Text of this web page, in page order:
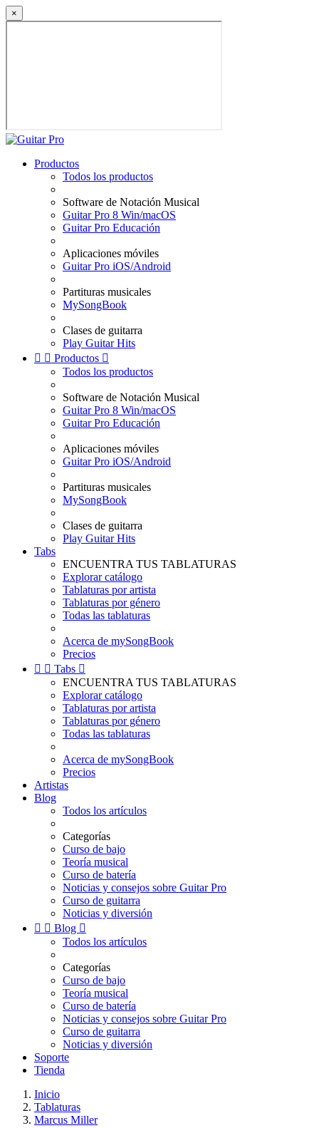
×
Productos
Todos los productos
Software de Notación Musical
Guitar Pro 8 Win/macOS
Guitar Pro Educación
Aplicaciones móviles
Guitar Pro iOS/Android
Partituras musicales
MySongBook
Clases de guitarra
Play Guitar Hits
  Productos 
Todos los productos
Software de Notación Musical
Guitar Pro 8 Win/macOS
Guitar Pro Educación
Aplicaciones móviles
Guitar Pro iOS/Android
Partituras musicales
MySongBook
Clases de guitarra
Play Guitar Hits
Tabs
ENCUENTRA TUS TABLATURAS
Explorar catálogo
Tablaturas por artista
Tablaturas por género
Todas las tablaturas
Acerca de mySongBook
Precios
  Tabs 
ENCUENTRA TUS TABLATURAS
Explorar catálogo
Tablaturas por artista
Tablaturas por género
Todas las tablaturas
Acerca de mySongBook
Precios
Artistas
Blog
Todos los artículos
Categorías
Curso de bajo
Teoría musical
Curso de batería
Noticias y consejos sobre Guitar Pro
Curso de guitarra
Noticias y diversión
  Blog 
Todos los artículos
Categorías
Curso de bajo
Teoría musical
Curso de batería
Noticias y consejos sobre Guitar Pro
Curso de guitarra
Noticias y diversión
Soporte
Tienda
Inicio
Tablaturas
Marcus Miller